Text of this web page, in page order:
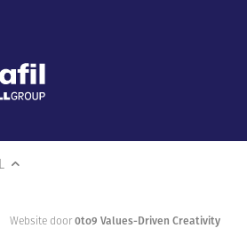
Website door0to9 Values-Driven Creativity